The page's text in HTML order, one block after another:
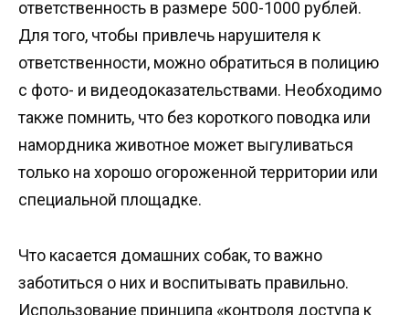
ответственность в размере 500-1000 рублей.
Для того, чтобы привлечь нарушителя к
ответственности, можно обратиться в полицию
с фото- и видеодоказательствами. Необходимо
также помнить, что без короткого поводка или
намордника животное может выгуливаться
только на хорошо огороженной территории или
специальной площадке.
Что касается домашних собак, то важно
заботиться о них и воспитывать правильно.
Использование принципа «контроля доступа к